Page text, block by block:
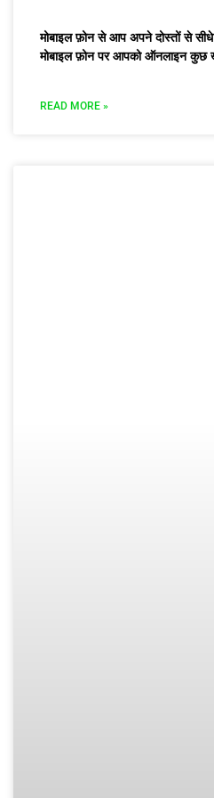
मोबाइल फ़ोन से आप अपने दोस्तों से
मोबाइल फ़ोन पर आपको ऑनलाइन कुछ
READ MORE »